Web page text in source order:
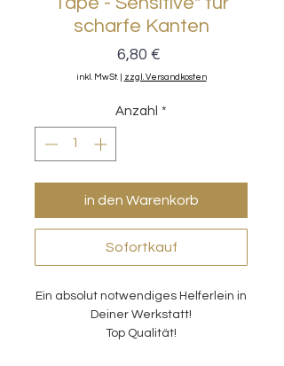
scharfe Kanten
6,80 €
inkl. MwSt.| zzgl. Versandkosten
Anzahl *
in den Warenkorb
Sofortkauf
Ein absolut notwendiges Helferlein in
Deiner Werkstatt!
Top Qualität!